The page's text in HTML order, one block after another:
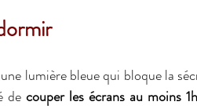
lumière bleue qui bloque la
de couper les écrans au moins